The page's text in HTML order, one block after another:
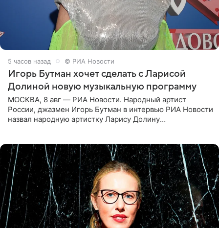
5 часов назад © РИА Новости
Игорь Бутман хочет сделать с Ларисой
Долиной новую музыкальную программу
МОСКВА, 8 авг — РИА Новости. Народный артист
России, джазмен Игорь Бутман в интервью РИА Новости
назвал народную артистку Ларису Долину